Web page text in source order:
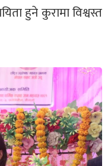
हुने कुरामा विश्वस्त